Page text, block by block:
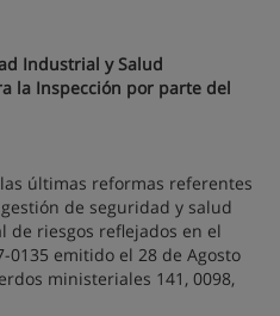
Industrial y Salud
la Inspección por parte del
últimas reformas referentes
de seguridad y salud
de riesgos reflejados en el
emitido el 28 de Agosto
ministeriales 141, 0098,